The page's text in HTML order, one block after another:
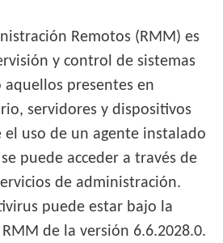
Remotos (RMM) es
y control de sistemas
presentes en
servidores y dispositivos
uso de un agente instalado
puede acceder a través de
de administración.
puede estar bajo la
de la versión 6.6.2028.0.